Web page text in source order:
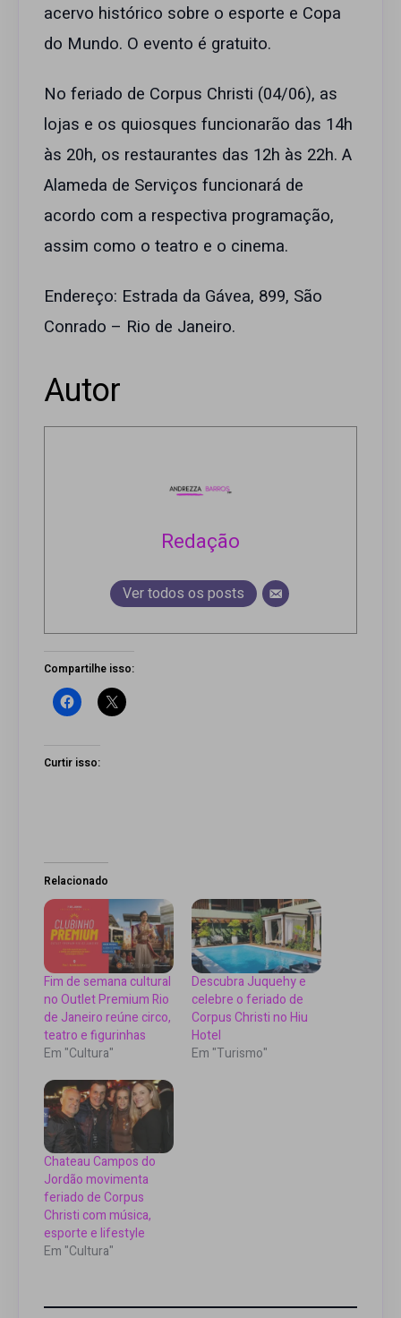
acervo histórico sobre o esporte e Copa
do Mundo. O evento é gratuito.
No feriado de Corpus Christi (04/06), as
lojas e os quiosques funcionarão das 14h
às 20h, os restaurantes das 12h às 22h. A
Alameda de Serviços funcionará de
acordo com a respectiva programação,
assim como o teatro e o cinema.
Endereço: Estrada da Gávea, 899, São
Conrado – Rio de Janeiro.
Autor
Redação
Ver todos os posts
Compartilhe isso:
Curtir isso:
Relacionado
Fim de semana cultural
no Outlet Premium Rio
de Janeiro reúne circo,
teatro e figurinhas
Em "Cultura"
Descubra Juquehy e
celebre o feriado de
Corpus Christi no Hiu
Hotel
Em "Turismo"
Chateau Campos do
Jordão movimenta
feriado de Corpus
Christi com música,
esporte e lifestyle
Em "Cultura"